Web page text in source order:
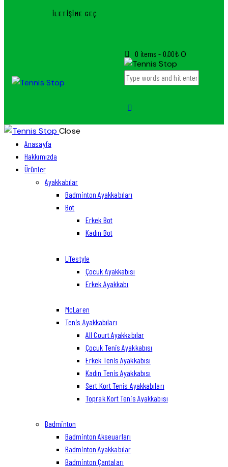
İLETIŞIME GEÇ
0 items - 0,00₺ 0
Close
Anasayfa
Hakkımızda
Ürünler
Ayakkabılar
Badminton Ayakkabıları
Bot
Erkek Bot
Kadın Bot
Lifestyle
Çocuk Ayakkabısı
Erkek Ayakkabı
McLaren
Tenis Ayakkabıları
All Court Ayakkabılar
Çocuk Tenis Ayakkabısı
Erkek Tenis Ayakkabısı
Kadın Tenis Ayakkabısı
Sert Kort Tenis Ayakkabıları
Toprak Kort Tenis Ayakkabısı
Badminton
Badminton Akseuarları
Badminton Ayakkabılar
Badminton Çantaları